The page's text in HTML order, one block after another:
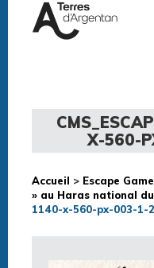
X-560-
Accueil > Escape
» au Haras national
1140-x-560-px-003-1-